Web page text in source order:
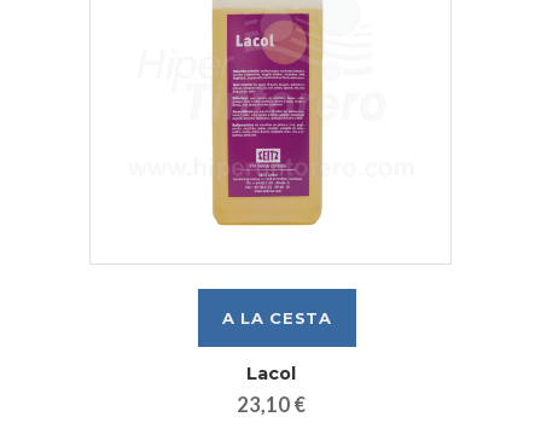
Lacol
23,10 €